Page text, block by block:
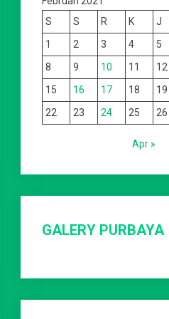
S
S R K J
1
2 3 4 5
8
9 10 11 12
15
16 17 18 19
22
23 24 25 26
Apr »
GALERY PURBAYA